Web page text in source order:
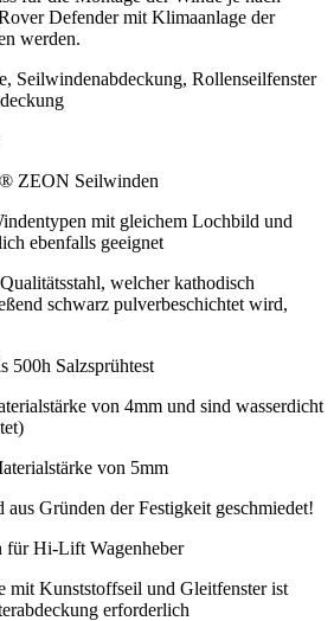
Defender mit Klimaanlage der
werden.
Seilwindenabdeckung, Rollenseilfenster
ZEON Seilwinden
mit gleichem Lochbild und
ebenfalls geeignet
welcher kathodisch
schwarz pulverbeschichtet wird,
500h Salzsprühtest
von 4mm und sind wasserdicht
von 5mm
Gründen der Festigkeit geschmiedet!
für Hi-Lift Wagenheber
mit Kunststoffseil und Gleitfenster ist
erforderlich